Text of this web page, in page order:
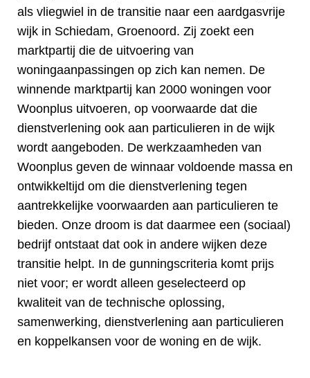
als vliegwiel in de transitie naar een aardgasvrije
wijk in Schiedam, Groenoord. Zij zoekt een
marktpartij die de uitvoering van
woningaanpassingen op zich kan nemen. De
winnende marktpartij kan 2000 woningen voor
Woonplus uitvoeren, op voorwaarde dat die
dienstverlening ook aan particulieren in de wijk
wordt aangeboden. De werkzaamheden van
Woonplus geven de winnaar voldoende massa en
ontwikkeltijd om die dienstverlening tegen
aantrekkelijke voorwaarden aan particulieren te
bieden. Onze droom is dat daarmee een (sociaal)
bedrijf ontstaat dat ook in andere wijken deze
transitie helpt. In de gunningscriteria komt prijs
niet voor; er wordt alleen geselecteerd op
kwaliteit van de technische oplossing,
samenwerking, dienstverlening aan particulieren
en koppelkansen voor de woning en de wijk.